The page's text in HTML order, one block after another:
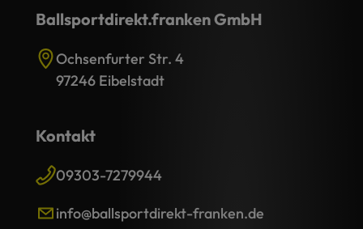
Ballsportdirekt.franken GmbH
Ochsenfurter Str. 4
97246 Eibelstadt
Kontakt
09303-7279944
info@ballsportdirekt-franken.de